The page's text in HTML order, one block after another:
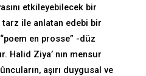
etkileyebilecek bir
ile anlatan edebi bir
en prosse” -düz
Halid Ziya’ nın mensur
aşırı duygusal ve